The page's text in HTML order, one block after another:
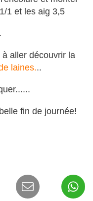
1 et les aig 3,5
aller découvrir la
laines...
fin de journée!